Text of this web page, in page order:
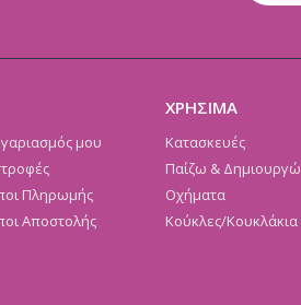
μου
Πληρωμής
Αποστολής
ΧΡΗΣΙΜΑ
Κατασκευές
Παίζω & Δημιουργώ
Οχήματα
Κούκλες/Κουκλάκια